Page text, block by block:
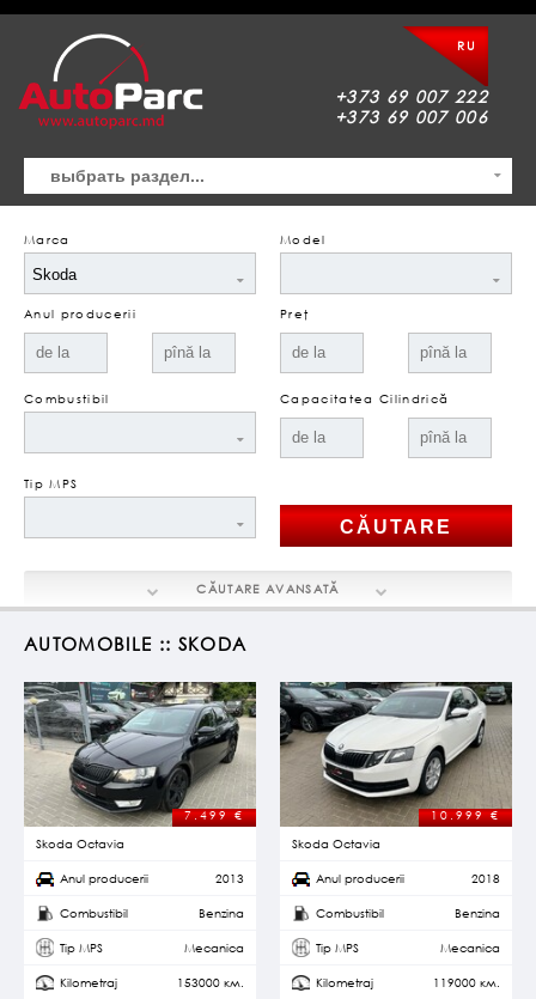
RU
+373 69 007 222
+373 69 007 006
Marca Model
Anul producerii Preţ
Combustibil Capacitatea Cilindrică
Tip MPS
CĂUTARE AVANSATĂ
AUTOMOBILE :: SKODA
7.499 €
Skoda Octavia
Anul producerii 2013
Combustibil Benzina
Tip MPS Mecanica
Kilometraj 153000 км.
10.999 €
Skoda Octavia
Anul producerii 2018
Combustibil Benzina
Tip MPS Mecanica
Kilometraj 119000 км.